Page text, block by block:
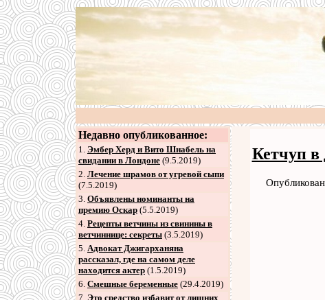
Недавно опубликованное:
1. Эмбер Херд и Вито Шнабель на
свидании в Лондоне (9.5.2019)
2. Лечение шрамов от угревой сыпи
(7.5.2019)
3. Объявлены номинанты на
премию Оскар (5.5.2019)
4. Рецепты ветчины из свинины в
ветчиннице: секреты (3.5.2019)
5. Адвокат Джигарханяна
рассказал, где на самом деле
находится актер (1.5.2019)
6. Смешные беременные (29.4.2019)
7. Это средство избавит от лишних
Кетчуп в